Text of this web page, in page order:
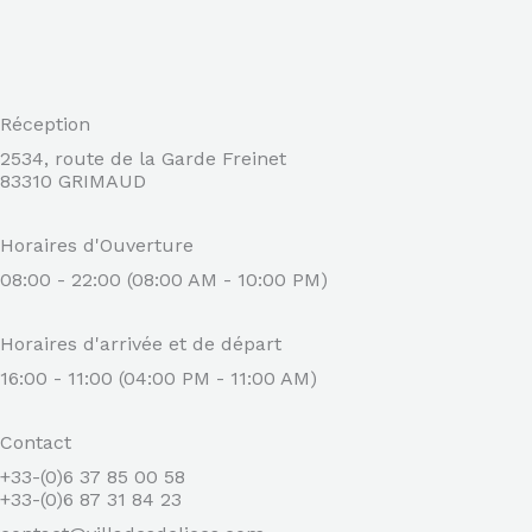
Réception
2534, route de la Garde Freinet
83310 GRIMAUD
Horaires d'Ouverture
08:00 - 22:00 (08:00 AM - 10:00 PM)
Horaires d'arrivée et de départ
16:00 - 11:00 (04:00 PM - 11:00 AM)
Contact
+33-(0)6 37 85 00 58
+33-(0)6 87 31 84 23